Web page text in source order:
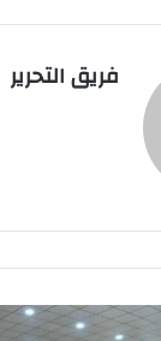
فريق التحرير